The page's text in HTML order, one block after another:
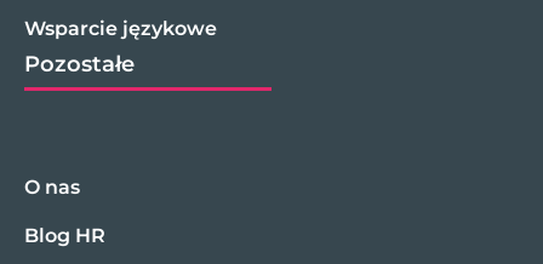
Wsparcie językowe
Pozostałe
O nas
Blog HR